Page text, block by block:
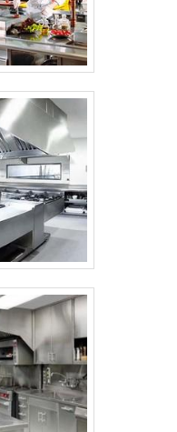
com vasta
Equipe de
qualidade
Sala de
A
DO
o que há
inox para
itens
como
bolos e
uma
serviços
com
onde são
estrutura